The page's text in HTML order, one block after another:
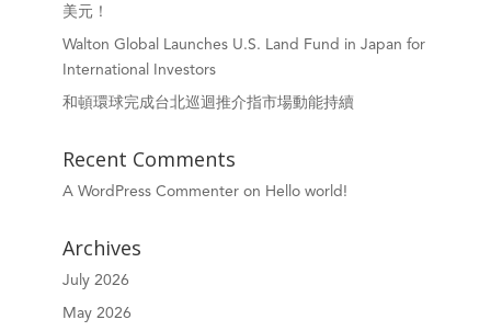
美元！
Walton Global Launches U.S. Land Fund in Japan for
International Investors
和頓環球完成台北巡迴推介指市場動能持續
Recent Comments
A WordPress Commenteron Hello world!
Archives
July 2026
May 2026